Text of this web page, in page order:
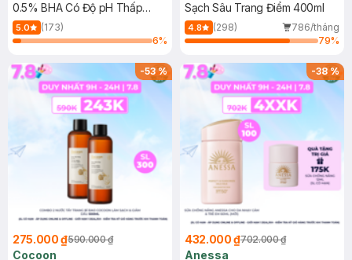
0.5% BHA Có Độ pH Thấp
150ml
5.0
(173)
6%
Sạch Sâu Trang Điểm 400ml
4.8 (298)
786/tháng
79%
-53%
275.000 ₫590.000 ₫
Cocoon
-38%
432.000 ₫702.000 ₫
Anessa